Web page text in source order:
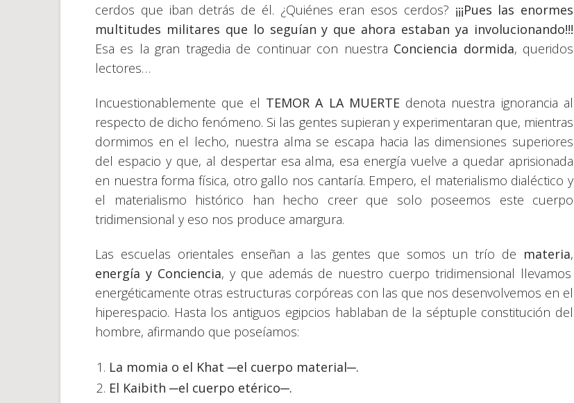
cerdos que iban detrás de él. ¿Quiénes eran esos cerdos? ¡¡¡Pues las enormes
multitudes militares que lo seguían y que ahora estaban ya involucionando!!!
Esa es la gran tragedia de continuar con nuestra Conciencia dormida, queridos
lectores…
Incuestionablemente que el TEMOR A LA MUERTE denota nuestra ignorancia al
respecto de dicho fenómeno. Si las gentes supieran y experimentaran que, mientras
dormimos en el lecho, nuestra alma se escapa hacia las dimensiones superiores
del espacio y que, al despertar esa alma, esa energía vuelve a quedar aprisionada
en nuestra forma física, otro gallo nos cantaría. Empero, el materialismo dialéctico y
el materialismo histórico han hecho creer que solo poseemos este cuerpo
tridimensional y eso nos produce amargura.
Las escuelas orientales enseñan a las gentes que somos un trío de materia,
energía y Conciencia, y que además de nuestro cuerpo tridimensional llevamos
energéticamente otras estructuras corpóreas con las que nos desenvolvemos en el
hiperespacio. Hasta los antiguos egipcios hablaban de la séptuple constitución del
hombre, afirmando que poseíamos:
La momia o el Khat ─el cuerpo material─.
El Kaibith ─el cuerpo etérico─.